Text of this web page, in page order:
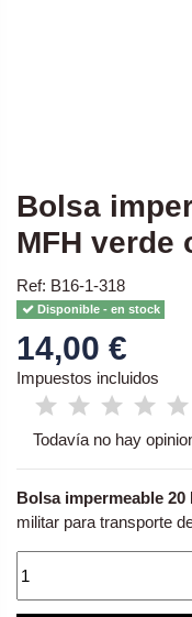
Bolsa
MFH verde
Ref: B16-1-318
Disponible - en stock
14,00 €
Impuestos incluidos
Todavía no hay
Bolsa impermeable
militar para transporte